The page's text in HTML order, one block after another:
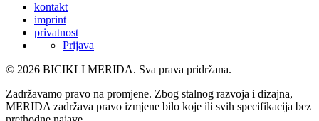
kontakt
imprint
privatnost
Prijava
© 2026 BICIKLI MERIDA. Sva prava pridržana.
Zadržavamo pravo na promjene. Zbog stalnog razvoja i dizajna,
MERIDA zadržava pravo izmjene bilo koje ili svih specifikacija bez